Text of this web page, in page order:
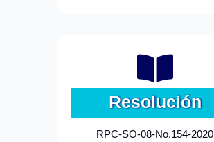

Resolución
RPC-SO-08-No.154-2020